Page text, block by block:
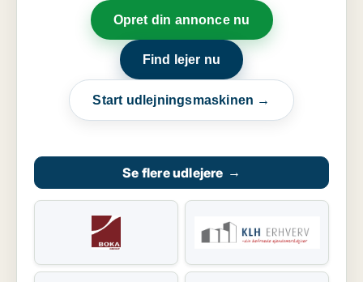
Opret din annonce nu
Find lejer nu
Start udlejningsmaskinen →
Se flere udlejere →